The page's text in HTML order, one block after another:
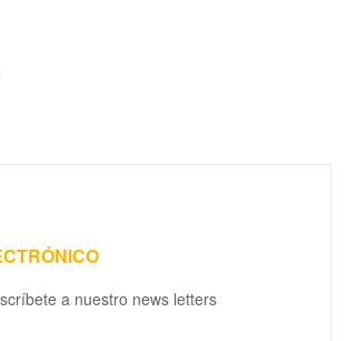
a nuestro news letters